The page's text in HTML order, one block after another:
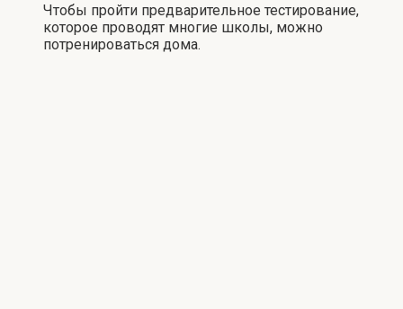
Чтобы пройти предварительное тестирование,
которое проводят многие школы, можно
потренироваться дома.